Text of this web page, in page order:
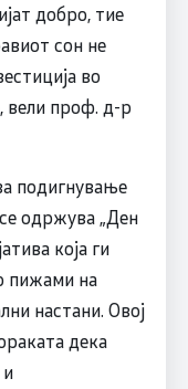
добро, тие
сон не
во
вели проф. д-р
подигнување
одржува „Ден
која ги
пижами на
настани. Овој
дека